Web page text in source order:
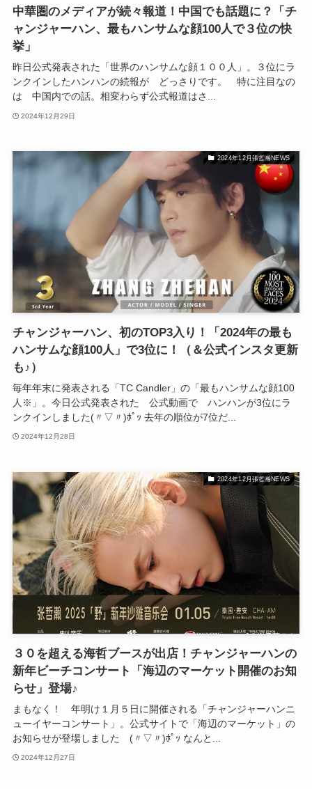
中華圏のメディアが続々報道！中国でも話題に？「チ
ャンジャーハン、最もハンサムな顔100人で３位の快
挙」
昨日公式発表された「世界のハンサムな顔１００人」。３位にラ
ンクインしたハンハンの続報が どっさりです。 特に注目なの
は 中国内での話。相変わらず公式報道はさ...
2024年12月29日
2024年12月張哲瀚NEWS
チャンジャーハン、初のTOP3入り！「2024年の最も
ハンサムな顔100人」で3位に！（＆公式インスタ更新
も♪）
毎年年末に発表される「TC Candler」の「最もハンサムな顔100
人※」。今日公式発表された 公式動画で ハンハンが3位にラ
ンクインしました(〃▽〃)ﾎﾟｯ 去年の順位が7位だ...
2024年12月28日
2024年12月張哲瀚NEWS
３０を超える海哲ブースが出店！チャンジャーハンの
新年ビーチコンサート「海辺のマーケット開催のお知
らせ」登場♪
まもなく！ 年明け１月５日に開催される「チャンジャーハンニ
ューイヤーコンサート」。公式サイトで「海辺のマーケット」の
お知らせが登場しました (〃▽〃)ﾎﾟｯ なんと...
2024年12月27日